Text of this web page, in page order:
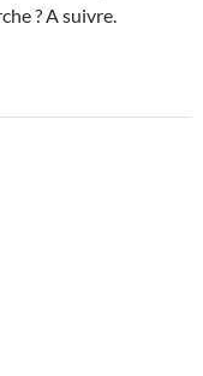
? A suivre.